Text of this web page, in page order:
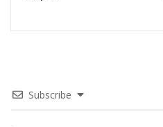
Subscribe